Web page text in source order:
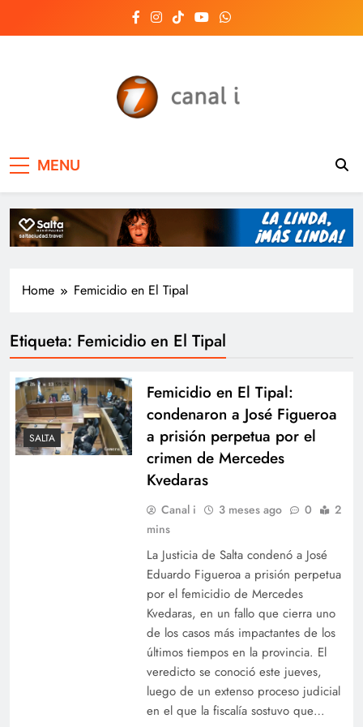
Salta, Argentina y el
mundo, las 24 horas
del día
MENU
Home Femicidio en El Tipal
Etiqueta: Femicidio en El Tipal
SALTA
Femicidio en El Tipal:
condenaron a José Figueroa
a prisión perpetua por el
crimen de Mercedes
Kvedaras
Canal i 3 meses ago 0
2
mins
La Justicia de Salta condenó a José
Eduardo Figueroa a prisión perpetua
por el femicidio de Mercedes
Kvedaras, en un fallo que cierra uno
de los casos más impactantes de los
últimos tiempos en la provincia. El
veredicto se conoció este jueves,
luego de un extenso proceso judicial
en el que la fiscalía sostuvo que…